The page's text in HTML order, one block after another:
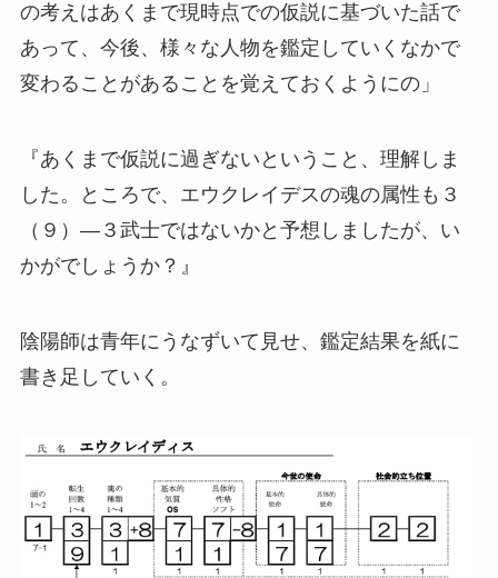
の考えはあくまで現時点での仮説に基づいた話で
あって、今後、様々な人物を鑑定していくなかで
変わることがあることを覚えておくようにの」
『あくまで仮説に過ぎないということ、理解しま
した。ところで、エウクレイデスの魂の属性も３
（９）―３武士ではないかと予想しましたが、い
かがでしょうか？』
陰陽師は青年にうなずいて見せ、鑑定結果を紙に
書き足していく。